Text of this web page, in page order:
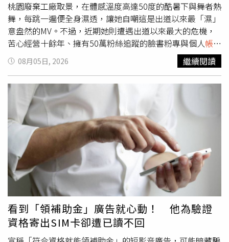
應激及焦慮反應，精神狀況不佳，老員工心情也十分低落，
因此暫時將兩隻大狗交由農場照顧，並安排前往動物醫院接
受健康檢查。農場也公開向新主人喊話，希望未來能多帶花
花回農場探望父母，讓一家三口有機會再次團聚。事件曝光
後，有網友質疑，新主人是在花花爆紅後才認養，甚至懷疑
有意利用牠的人氣經營社群牟利。對此，新主人拍片澄清，
表示自己早在7月27日便到農場看狗，當時花花尚未爆紅，
因得知牠遲遲找不到主人，便決定認養，並在7月29日開設
帳號 分享花花日常，而第一支介紹「醜小狗」的影片也
是由自己拍攝上傳，並非等花花爆紅後才開始經營。新主人
進一步表示，當時同窩幼犬售價約300元人民幣（約新台幣
1400元），考量老員工照顧花花許久，因此主動加價，以
400元人民幣（約新台幣1900元）完成認養，並請老員工暫
時代為照顧一段時間，對方也欣然同意。不過，另有媒體報
導花花最終交易金額約為2400元人民幣（約新台幣1.1萬
元），對於兩種價格說法為何不同，農場及新主人均未進一
步說明。新主人也透露，雖然花花其實是公狗，但因頭頂毛
髮蓬鬆、外型神似綁著雙馬尾的小女孩，因此替牠取了「錘
錘妹妹」這個暱稱，希望透過社群分享牠的成長點滴，而非
桃園廢棄工廠取景，在體感溫度高達50度的酷暑下與舞者熱
舞，每跳一遍便全身濕透，讓她自嘲這是出道以來最「濕」
意盎然的MV。不過，近期她則遭遇出道以來最大的危機，
苦心經營十餘年、擁有50萬粉絲追蹤的臉書粉專與個人帳號
遭駭客入侵，不僅奪走管理權限，更大量張貼西班牙文AI短
劇，讓她心急如焚、崩潰直喊：「那是我的重要資產啊！」
沒想到竟應驗在社群
上。她除了拍影片提醒粉絲切勿上
當受騙外，目前已正式完成報案，並委請律師向Meta寄發
律師函，盼能盡快奪回重要數位資產。面對粉絲熱心建議她
向總統陳情，她深感溫馨與哭笑不得，表示將把心情化為力
量，繼續宣傳新歌〈拍噗仔〉。吳申梅苦心經營十餘年、擁
有50萬粉絲追蹤的臉書粉專與個人帳號遭駭客入侵。（圖／
喜上梅梢娛樂提供）
08月05日, 2026 繼續閱讀
看到「領補助金」廣告就心動！ 他為驗證
資格寄出SIM卡卻遭已讀不回